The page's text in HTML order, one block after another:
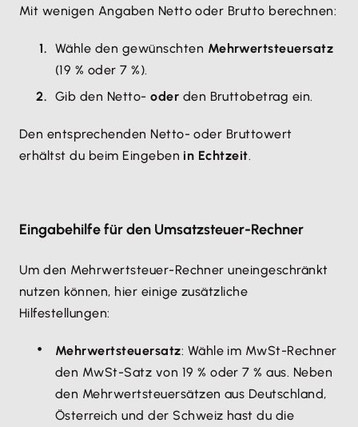
Mit wenigen Angaben Netto oder Brutto berechnen:
Wähle den gewünschten Mehrwertsteuersatz
(19 % oder 7 %).
Gib den Netto-oder den Bruttobetrag ein.
Den entsprechenden Netto- oder Bruttowert
erhältst du beim Eingeben in Echtzeit.
Eingabehilfe für den Umsatzsteuer-Rechner
Um den Mehrwertsteuer-Rechner uneingeschränkt
nutzen können, hier einige zusätzliche
Hilfestellungen:
Mehrwertsteuersatz: Wähle im MwSt-Rechner
den MwSt-Satz von 19 % oder 7 % aus. Neben
den Mehrwertsteuersätzen aus Deutschland,
Österreich und der Schweiz hast du die